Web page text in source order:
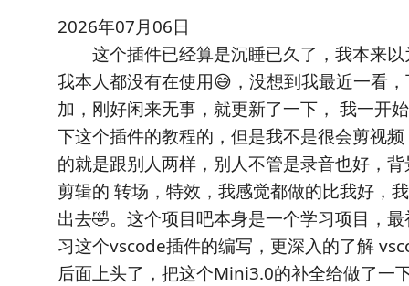
2026年07月06日
这个插件已经算是沉睡已久了，我本来以
我本人都没有在使用😅，没想到我最近一看
加，刚好闲来无事，就更新了一下， 我一开
下这个插件的教程的，但是我不是很会剪视
的就是跟别人两样，别人不管是录音也好，
剪辑的 转场，特效，我感觉都做的比我好，
出去🤣。这个项目吧本身是一个学习项目，
习这个vscode插件的编写，更深入的了解
后面上头了，把这个Mini3.0的补全给做了一